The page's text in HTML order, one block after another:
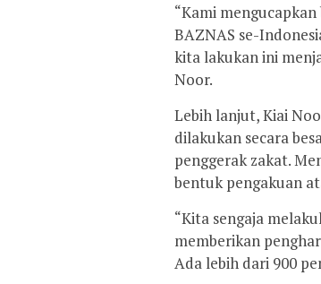
“Kami
BAZNAS se-
kita lakukan ini
Noor.
Lebih lanjut, Kiai
dilakukan secara
penggerak zakat.
bentuk pengakuan
“Kita sengaja
memberikan
Ada lebih dari 900